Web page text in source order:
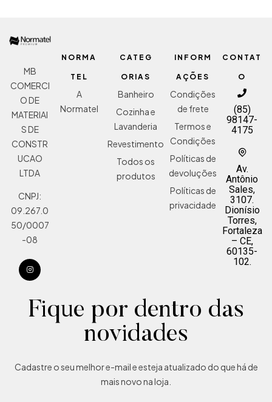
MB
COMERCI
O DE
MATERIAI
S DE
CONSTR
UCAO
LTDA
CNPJ:
09.267.0
50/0007
-08
NORMA
TEL
A
Normatel
CATEG
ORIAS
Banheiro
Cozinha e
Lavanderia
Revestimento
Todos os
produtos
INFORM
AÇÕES
Condições
de frete
Termos e
Condições
Políticas de
devoluções
Políticas de
privacidade
CONTAT
O
(85)
98147-
4175
Av.
Antônio
Sales,
3107.
Dionísio
Torres,
Fortaleza
– CE,
60135-
102.
Fique por dentro das
novidades
Cadastre o seu melhor e-mail e esteja atualizado do que há de
mais novo na loja.